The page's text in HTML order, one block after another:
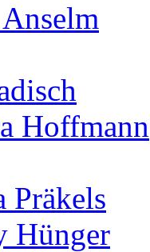
Hoffmann
Präkels
Hünger